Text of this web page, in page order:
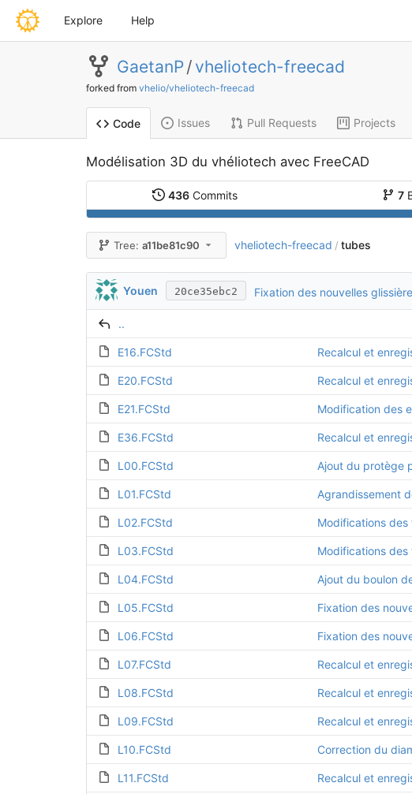
Explore Help
GaetanP/ vheliotech-freecad
forked from vhelio/vheliotech-freecad
Code Issues Pull Requests Projects
Modélisation 3D du vhéliotech avec FreeCAD
436 Commits 7
Tree:a11be81c90 vheliotech-freecad / tubes
Youen 20ce35ebc2 Fixation des nouvelles
..
E16.FCStd Recalcul et
E20.FCStd Recalcul et
E21.FCStd Modification des
E36.FCStd Recalcul et
L00.FCStd Ajout du protège
L01.FCStd Agrandissement
L02.FCStd Modifications
L03.FCStd Modifications
L04.FCStd Ajout du boulon
L05.FCStd Fixation des
L06.FCStd Fixation des
L07.FCStd Recalcul et
L08.FCStd Recalcul et
L09.FCStd Recalcul et
L10.FCStd
L11.FCStd Recalcul et